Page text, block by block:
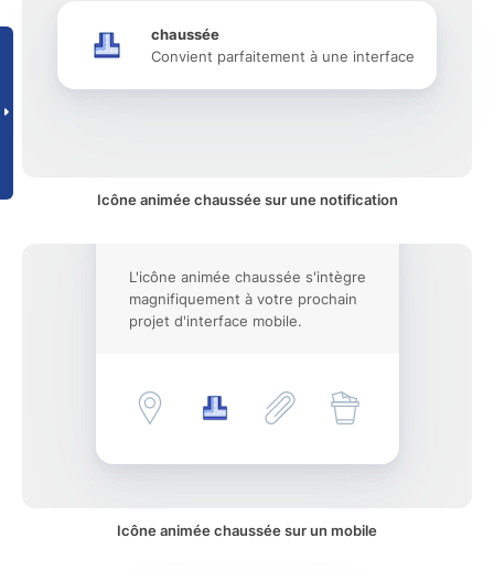
chaussée
Convient parfaitement à une interface
Icône animée chaussée sur une notification
L'icône animée chaussée s'intègre
magnifiquement à votre prochain
projet d'interface mobile.
Icône animée chaussée sur un mobile